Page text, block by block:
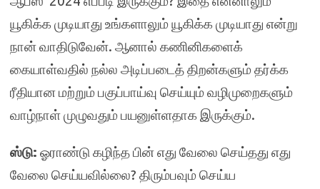
யூகிக்க முடியாது உங்களாலும் யூகிக்க முடியாது என்று
நான் வாதிடுவேன். ஆனால் கணினிகளைக்
கையாள்வதில் நல்ல அடிப்படைத் திறன்களும் தர்க்க
ரீதியான மற்றும் பகுப்பாய்வு செய்யும் வழிமுறைகளும்
வாழ்நாள் முழுவதும் பயனுள்ளதாக இருக்கும்.
ஸ்டு: ஓராண்டு கழிந்த பின் எது வேலை செய்தது எது
வேலை செய்யவில்லை? திரும்பவும் செய்ய